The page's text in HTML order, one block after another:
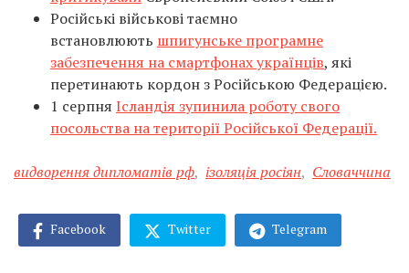
Російські військові таємно
встановлюють шпигунське програмне
забезпечення на смартфонах українців, які
перетинають кордон з Російською Федерацією.
1 серпня Ісландія зупинила роботу свого
посольства на території Російської Федерації.
видворення дипломатів рф, ізоляція росіян, Словаччина
Facebook Twitter Telegram